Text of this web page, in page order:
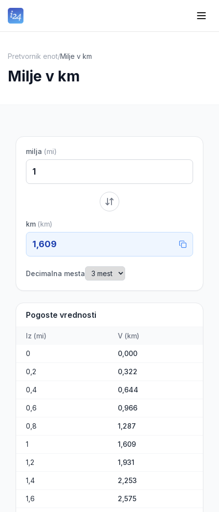
Pretvornik enot/Milje v km
Milje v km
milja (mi)
km (km)
1,609
Decimalna mesta
Pogoste vrednosti
Iz (mi) V (km)
0 0,000
0,2 0,322
0,4 0,644
0,6 0,966
0,8 1,287
1 1,609
1,2 1,931
1,4 2,253
1,6 2,575